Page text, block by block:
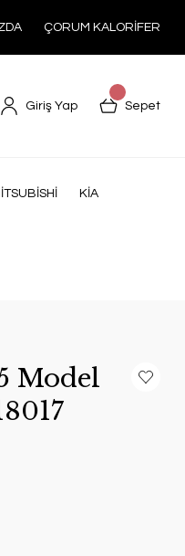
ÇORUM KALORİFER
Giriş Yap Sepet
KİA
Model